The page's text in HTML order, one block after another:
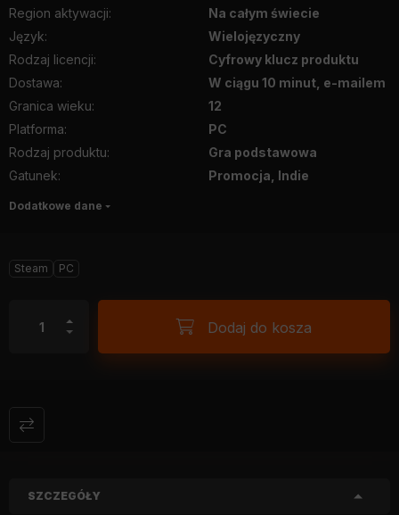
Region aktywacji:
Na całym świecie
Język:
Wielojęzyczny
Rodzaj licencji:
Cyfrowy klucz produktu
Dostawa:
W ciągu 10 minut, e-mailem
Granica wieku:
12
Platforma:
PC
Rodzaj produktu:
Gra podstawowa
Gatunek: Promocja, Indie
Dodatkowe dane
Steam PC
Dodaj do kosza
SZCZEGÓŁY